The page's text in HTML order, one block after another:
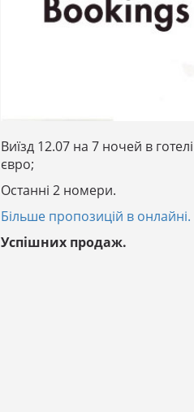
Виїзд 12.07 на 7 ночей в готелі
євро;
Останні 2 номери.
Більше пропозицій в онлайні.
Успішних продаж.